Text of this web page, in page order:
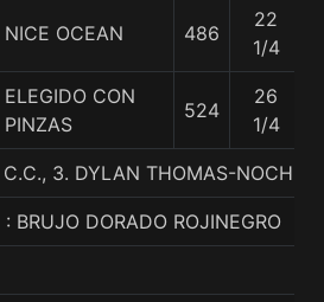
NICE OCEAN 486
22
1/4
ELEGIDO CON
PINZAS
524
26
1/4
3. DYLAN THOMAS-NOCHE
: BRUJO DORADO ROJINEGRO